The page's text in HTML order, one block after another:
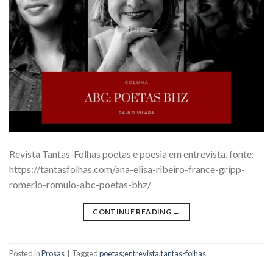
Revista Tantas-Folhas poetas e poesia em entrevista. fonte:
https://tantasfolhas.com/ana-elisa-ribeiro-france-gripp-
romerio-romulo-abc-poetas-bhz/
CONTINUE READING →
Posted inProsas Taggedpoetas;entrevista;tantas-folhas